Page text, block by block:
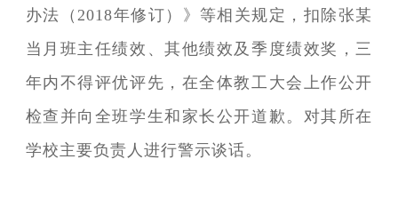
办法（2018年修订）》等相关规定，扣除张某
当月班主任绩效、其他绩效及季度绩效奖，三
年内不得评优评先，在全体教工大会上作公开
检查并向全班学生和家长公开道歉。对其所在
学校主要负责人进行警示谈话。